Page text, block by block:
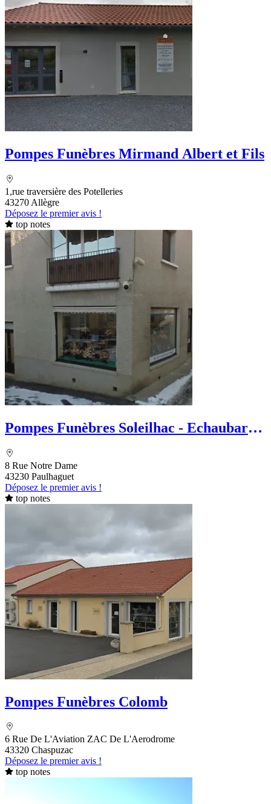
Pompes Funèbres Mirmand Albert et Fils
1,rue traversière des Potelleries
43270 Allègre
Déposez le premier avis !
top notes
Pompes Funèbres Soleilhac - Echaubard
8 Rue Notre Dame
43230 Paulhaguet
Déposez le premier avis !
top notes
Pompes Funèbres Colomb
6 Rue De L'Aviation ZAC De L'Aerodrome
43320 Chaspuzac
Déposez le premier avis !
top notes